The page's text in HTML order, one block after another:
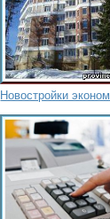
Новостройки